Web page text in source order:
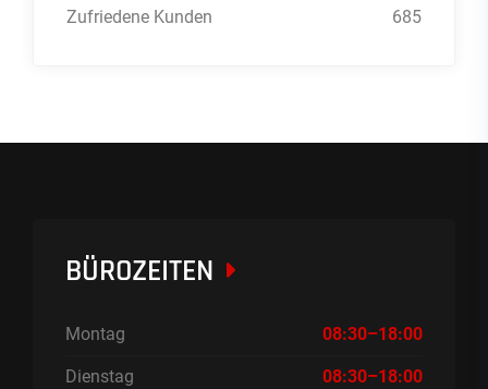
Zufriedene Kunden 685
BÜROZEITEN
Montag 08:30–18:00
Dienstag 08:30–18:00